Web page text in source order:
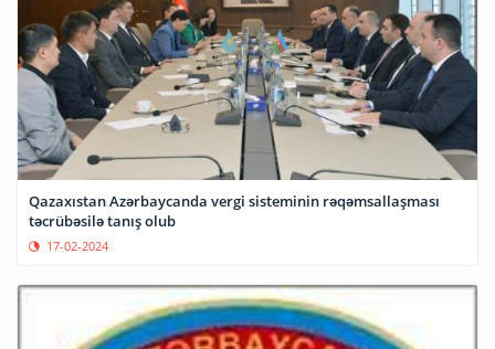
Qazaxıstan Azərbaycanda vergi sisteminin rəqəmsallaşması
təcrübəsilə tanış olub
17-02-2024